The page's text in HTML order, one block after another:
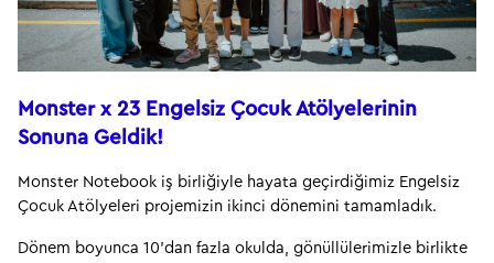
Monster x 23 Engelsiz Çocuk Atölyelerinin
Sonuna Geldik!
Monster Notebook iş birliğiyle hayata geçirdiğimiz Engelsiz
Çocuk Atölyeleri projemizin ikinci dönemini tamamladık.
Dönem boyunca 10’dan fazla okulda, gönüllülerimizle birlikte